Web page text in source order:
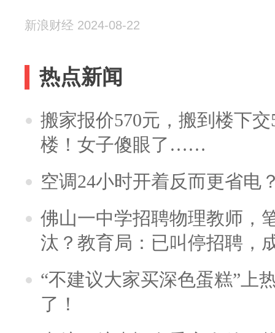
新浪财经 2024-08-22
热点新闻
搬家报价570元，搬到楼下
楼！女子傻眼了……
空调24小时开着反而更省电
佛山一中学招聘物理教师，
汰？教育局：已叫停招聘，
“不建议大家买深色蛋糕”上
了！